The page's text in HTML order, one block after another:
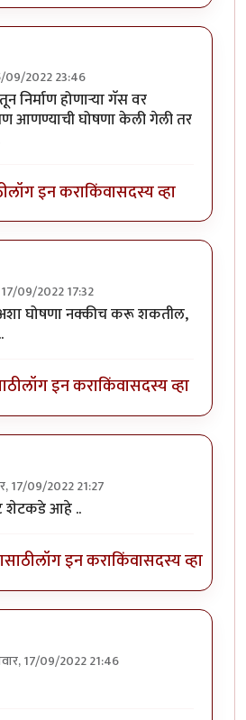
09/2022 23:46
निर्माण होणार्‍या गॅस वर
आणण्याची घोषणा केली गेली तर
लॉग इन कराकिंवासदस्य व्हा
09/2022 17:32
टप्यातbyधर्मराजमुटके
अशा घोषणा नक्कीच करू शकतील,
लॉग इन कराकिंवासदस्य व्हा
17/09/2022 21:27
आहे ....byमुक्त विहारि
शेटकडे आहे ..
लॉग इन कराकिंवासदस्य व्हा
17/09/2022 21:46